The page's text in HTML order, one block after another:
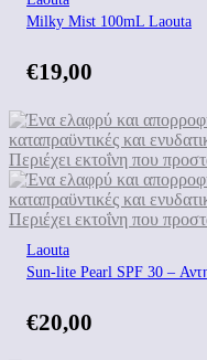
Milky Mist 100mL Laouta
€19,00
Laouta
Sun-lite Pearl SPF 30 –
€20,00